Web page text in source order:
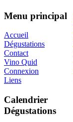
Menu principal
Accueil
Dégustations
Contact
Vino Quid
Connexion
Liens
Calendrier
Dégustations